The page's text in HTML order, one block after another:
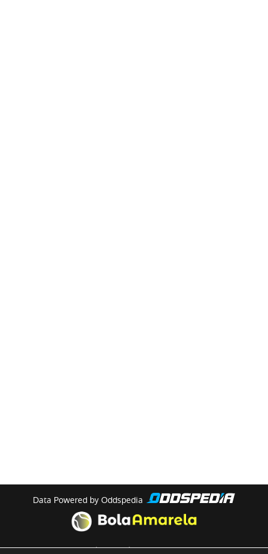
Data Powered by Oddspedia